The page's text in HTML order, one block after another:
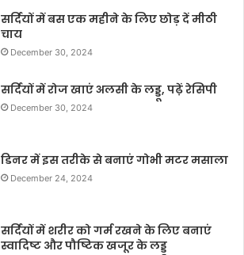
सर्दियों में बस एक महीने के लिए छोड़ दें मीठी
चाय
December 30, 2024
सर्दियों में रोज खाएं अलसी के लड्डू, पढ़ें रेसिपी
December 30, 2024
डिनर में इस तरीके से बनाएं गोभी मटर मसाला
December 24, 2024
सर्दियों में शरीर को गर्म रखने के लिए बनाएं
स्वादिष्ट और पौष्टिक खजूर के लड्डू